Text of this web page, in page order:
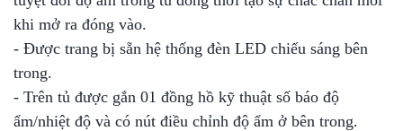
khi mở ra đóng vào.
- Được trang bị sẵn hệ thống đèn LED chiếu sáng bên
trong.
- Trên tủ được gắn 01 đồng hồ kỹ thuật số báo độ
ẩm/nhiệt độ và có nút điều chỉnh độ ẩm ở bên trong.